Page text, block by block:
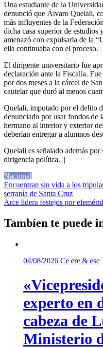
Una estudiante de la
denunció que Álvaro Quelali,
más influyentes de la
dicha casa superior de estudios
amenazó con expulsarla de la
ella continuaba con el proceso.
El dirigente universitario fue
declaración ante la Fiscalía.
por dos meses a la cárcel de
cautelar que duró al menos
Quelali, imputado por el delito
denunciado por usar fondos de
hermano al interior y exterior
deberían entregar a alumnos
Quelali es señalado además
dirigencia política. ||
Nacional
Navegación
de
Encuentran sin vida a los
serranía de Santa Cruz
Arce lidera festejos por
Tambíen te puede
04/08/2026 Ce ere & ese
experto en
cabeza de
Ministerio